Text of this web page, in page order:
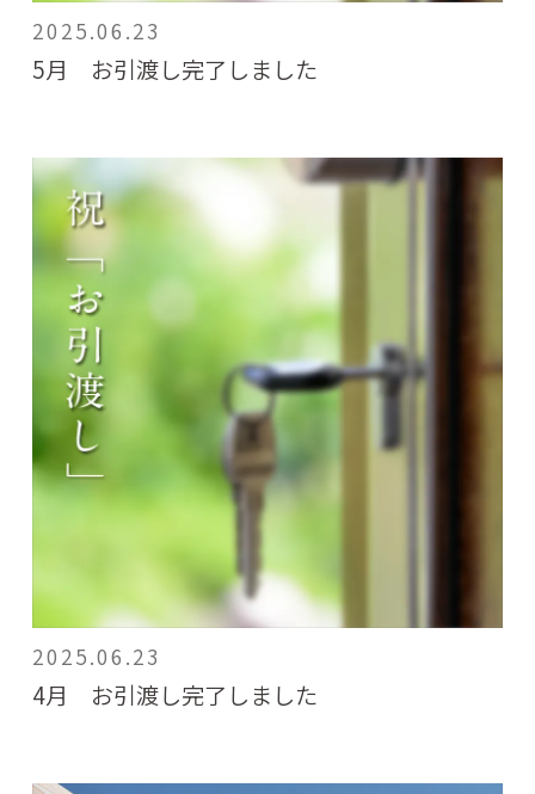
2025.06.23
5月 お引渡し完了しました
2025.06.23
4月 お引渡し完了しました